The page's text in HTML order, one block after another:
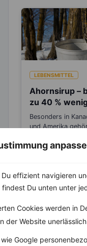
effizient navigieren
Du unten unter
Cookies werden in
der Website
Google
LEBENSMITTEL
Ahornsirup – bis
zu 40 %
Kalorien als
Zucker
Besonders in
und Amerika
Maple Syrup wohl
Weitere